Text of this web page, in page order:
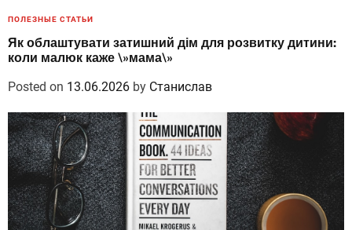
ПОЛЕЗНЫЕ СТАТЬИ
Як облаштувати затишний дім для розвитку дитини:
коли малюк каже \»мама\»
Posted on 13.06.2026 by Станислав